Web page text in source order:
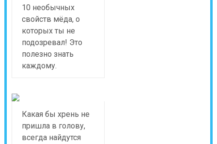
10 необычных
свойств мёда, о
которых ты не
подозревал! Это
полезно знать
каждому.
Какая бы хрень не
пришла в голову,
всегда найдутся